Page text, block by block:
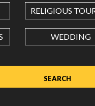
degrees. Use dot (.) as
RELIGIOUS
WEDDING